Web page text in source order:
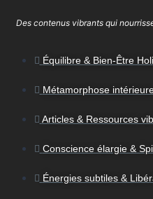
Des contenus vibrants qui
Équilibre & Bien-Être
Métamorphose
Articles & Ressources
Conscience élargie &
Énergies subtiles &